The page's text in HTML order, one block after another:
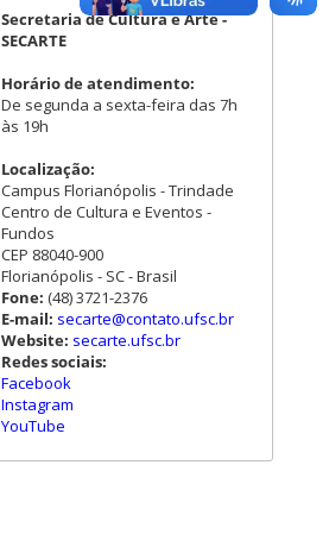
Secretaria de Cultura e Arte -
SECARTE
Horário de atendimento:
De segunda a sexta-feira das 7h
às 19h
Localização:
Campus Florianópolis - Trindade
Centro de Cultura e Eventos -
Fundos
CEP 88040-900
Florianópolis - SC - Brasil
Fone: (48) 3721-2376
E-mail: secarte@contato.ufsc.br
Website: secarte.ufsc.br
Redes sociais:
Facebook
Instagram
YouTube